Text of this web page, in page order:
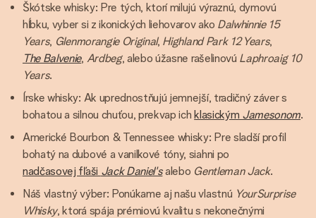
Škótske whisky: Pre tých, ktorí milujú výraznú, dymovú
hĺbku, vyber si z ikonických liehovarov ako Dalwhinnie 15
Years, Glenmorangie Original, Highland Park 12 Years,
The Balvenie, Ardbeg, alebo úžasne rašelinovú Laphroaig 10
Years.
Írske whisky: Ak uprednostňujú jemnejší, tradičný záver s
bohatou a silnou chuťou, prekvap ichklasickým Jamesonom.
Americké Bourbon & Tennessee whisky: Pre sladší profil
bohatý na dubové a vanilkové tóny, siahni po
nadčasovej fľaši Jack Daniel'salebo Gentleman Jack.
Náš vlastný výber: Ponúkame aj našu vlastnú YourSurprise
Whisky, ktorá spája prémiovú kvalitu s nekonečnými